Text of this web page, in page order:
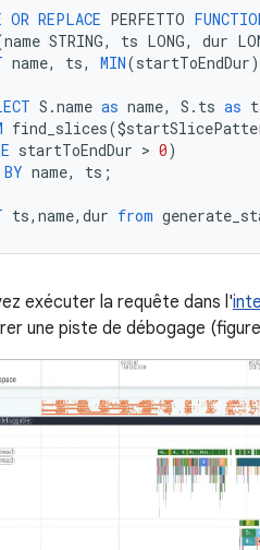
OR REPLACE PERFETTO
name STRING, ts LONG, dur
name, ts, MIN(startToEndDur)
S .name as name, S . ts as
find_slices($
startToEndDur > 0)
BY name, ts ;
ts, name, dur from
exécuter la requête dans l'
une piste de débogage